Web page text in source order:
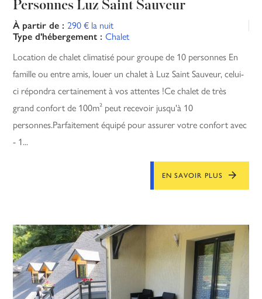
Personnes Luz Saint Sauveur
À partir de :290 € la nuit
Type d'hébergement :Chalet
Location de chalet climatisé pour groupe de 10 personnes En
famille ou entre amis, louer un chalet à Luz Saint Sauveur, celui-
ci répondra certainement à vos attentes !Ce chalet de très
grand confort de 100m² peut recevoir jusqu'à 10
personnes.Parfaitement équipé pour assurer votre confort avec
- 1...
EN SAVOIR PLUS